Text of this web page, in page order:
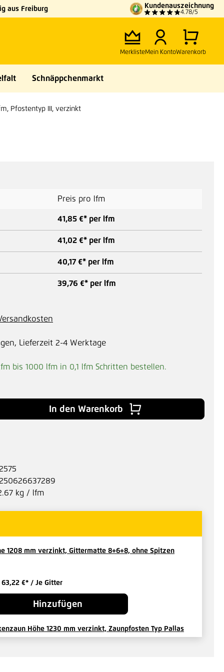
aus Freiburg Kundenauszeichnung
4.78/5
MerklisteMein KontoWarenkorb
Schnäppchenmarkt
Pfostentyp III, verzinkt
Preis pro lfm
41,85 €* per lfm
41,02 €* per lfm
40,17 €* per lfm
39,76 €* per lfm
Lieferzeit 2-4 Werktage
bis 1000 lfm in 0,1 lfm Schritten bestellen.
In den Warenkorb
kg / lfm
1208 mm verzinkt, Gittermatte 8+6+8, ohne Spitzen
63,22 €* / Je Gitter
Hinzufügen
Höhe 1230 mm verzinkt, Zaunpfosten Typ Pallas